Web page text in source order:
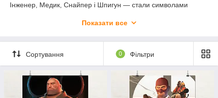
Інженер, Медик, Снайпер і Шпигун — стали символами
фанатів онлайн-шутерів, поціновувачів ігор Valve та стане
для друзів-геймерів і колекціонерів ігрового арту.
Показати все
Сортування 0 Фільтри